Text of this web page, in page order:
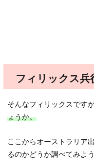
フィリックス兵
そんなフィリックスです
ょうか。
ここからオーストラリア
るのかどうか調べてみよ